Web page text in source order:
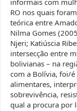
informais com
RO nos quais
teórica entre
Nilma Gomes
Njeri; Katiúscia
intersecção entre
bolivianas – na
com a Bolívia, foi/
alimentares,
sobrevivência,
qual a procura por